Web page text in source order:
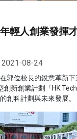
輕人創業發揮
2021-08-24
郭位校長的銳意革新
創新創業計劃「HK
創科計劃與未來發展。